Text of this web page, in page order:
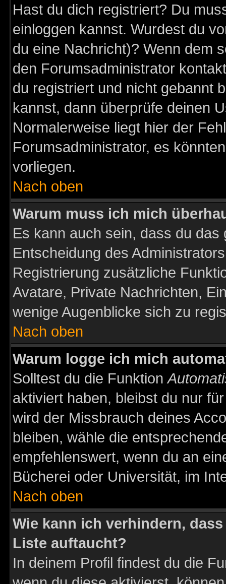
Hast du dich registriert? Du
einloggen kannst. Wurdest du
du eine Nachricht)? Wenn dem
den Forumsadministrator
du registriert und nicht gebannt
kannst, dann überprüfe deinen
Normalerweise liegt hier der
Forumsadministrator, es
vorliegen.
Nach oben
Warum muss ich mich
Es kann auch sein, dass du
Entscheidung des
Registrierung zusätzliche
Avatare, Private Nachrichten,
wenige Augenblicke sich zu
Nach oben
Warum logge ich mich
Solltest du die Funktion
aktiviert haben, bleibst du nur
wird der Missbrauch deines
bleiben, wähle die
empfehlenswert, wenn du an
Bücherei oder Universität, im
Nach oben
Wie kann ich verhindern,
Liste auftaucht?
In deinem Profil findest du die